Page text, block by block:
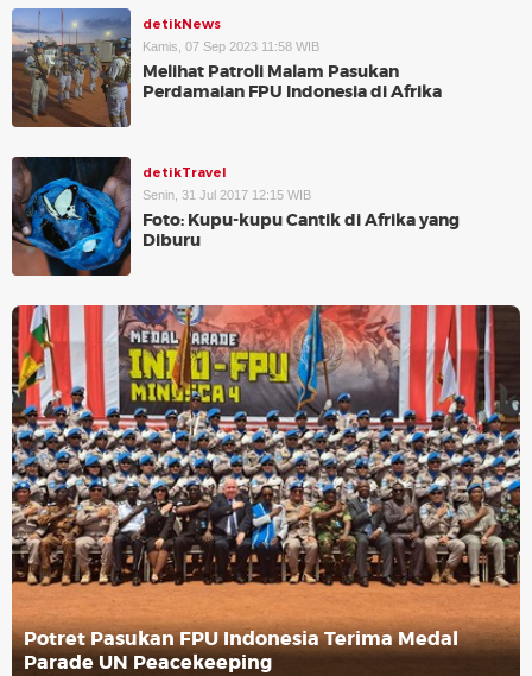
detikNews
Kamis, 07 Sep 2023 11:58 WIB
Melihat Patroli Malam Pasukan
Perdamaian FPU Indonesia di Afrika
detikTravel
Senin, 31 Jul 2017 12:15 WIB
Foto: Kupu-kupu Cantik di Afrika yang
Diburu
Potret Pasukan FPU Indonesia Terima Medal
Parade UN Peacekeeping